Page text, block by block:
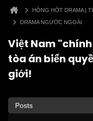
HÓNG HỚT DRAMA |
DRAMA NGƯỚC NGOÀI
Việt Nam
tòa án biển
giới!